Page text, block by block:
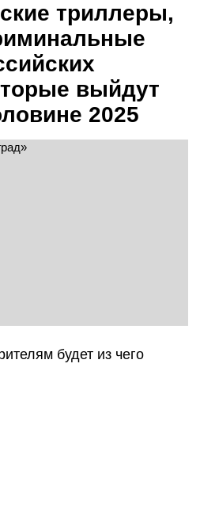
триллеры,
выйдут
2025
будет из чего